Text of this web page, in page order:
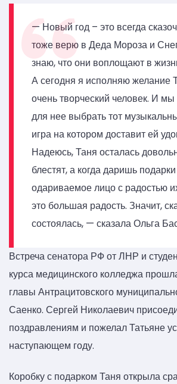
— Новый год – это всегда
тоже верю в Деда Мороза и
знаю, что они воплощают в
А сегодня я исполняю желание
очень творческий человек. И
для нее выбрать тот
игра на котором доставит ей
Надеюсь, Таня осталась
блестят, а когда даришь
одариваемое лицо с радостью
это большая радость. Значит,
состоялась, — сказала Ольга
Встреча сенатора РФ от ЛНР и
курса медицинского колледжа
главы Антрацитовского
Саенко. Сергей Николаевич
поздравлениям и пожелал Татьяне
наступающем году.
Коробку с подарком Таня открыла